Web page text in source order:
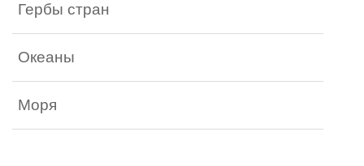
Гербы стран
Океаны
Моря